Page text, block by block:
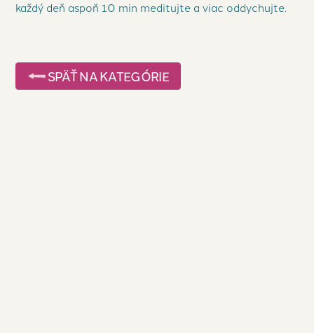
každý deň aspoň 10 min meditujte a viac oddychujte.
SPÄŤ NA KATEGÓRIE